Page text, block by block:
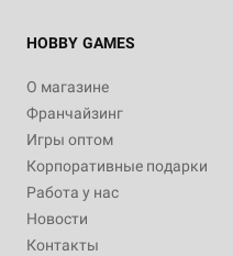
HOBBY GAMES
О магазине
Франчайзинг
Игры оптом
Корпоративные подарки
Работа у нас
Новости
Контакты